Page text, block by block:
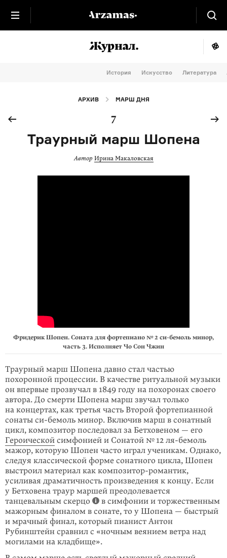
История Искусство Литература
АРХИВ МАРШ ДНЯ
7
Траурный марш Шопена
Автор Ирина Макаловская
Фридерик Шопен. Соната для фортепиано № 2 си-бемоль минор,
часть 3. Исполняет Чо Сон Чжин
Траурный марш Шопена давно стал частью
похоронной процессии. В качестве ритуальной музыки
он впервые прозвучал в 1849 году на похоронах своего
ав­тора. До смерти Шопена марш звучал только
на концертах, как третья часть Вто­рой фортепианной
сонаты си-бемоль минор. Включив марш в сонатный
цикл, композитор последовал за Бетховеном — его
Героической симфонией и Со­натой № 12 ля-бемоль
мажор, которую Шопен часто играл ученикам. Однако,
следуя классической форме сонатного цикла, Шопен
выстроил мате­риал как композитор-романтик,
усиливая драматичность произведения к кон­цу. Если
у Бетховена траур маршей преодолевается
танцевальным скерцо
в симфонии и торжественным
мажорным финалом в сонате, то у Шопена — быстрый
и мрачный финал, который пианист Антон
Рубинштейн сравнил с «ночным веянием ветра над
могилами на кладбище».